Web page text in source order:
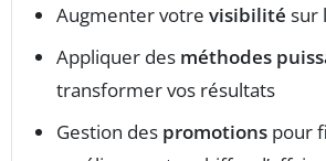
Augmenter votre visibilité sur
Appliquer des méthodes
transformer vos résultats
Gestion des promotions pour